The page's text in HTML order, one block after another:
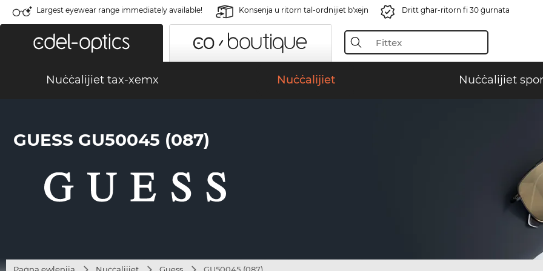
Largest eyewear range immediately available! Konsenja u ritorn tal-ordnijiet b'xejn Dritt għar-ritorn fi 30 ġurnata
Nuċċalijiet tax-xemx Nuċċalijiet Nuċċalijiet
GUESS GU50045 (087)